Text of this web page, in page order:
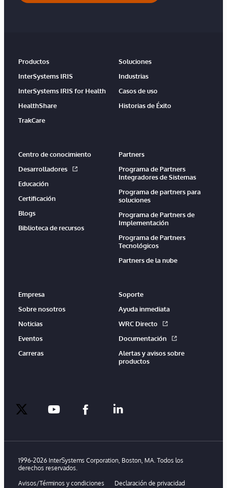
Productos
InterSystems IRIS
InterSystems IRIS for Health
HealthShare
TrakCare
Soluciones
Industrias
Casos de uso
Historias de Éxito
Centro de conocimiento
Desarrolladores
Educación
Certificación
Blogs
Biblioteca de recursos
Partners
Programa de Partners
Integradores de Sistemas
Programa de partners para
soluciones
Programa de Partners de
Implementación
Programa de Partners
Tecnológicos
Partners de la nube
Empresa
Sobre nosotros
Noticias
Eventos
Carreras
Soporte
Ayuda inmediata
WRC Directo
Documentación
Alertas y avisos sobre
productos
twitter youtubefacebooklinkedin
1996-2026 InterSystems Corporation, Boston, MA. Todos los
derechos reservados.
Avisos/Términos y condiciones
Declaración de privacidad